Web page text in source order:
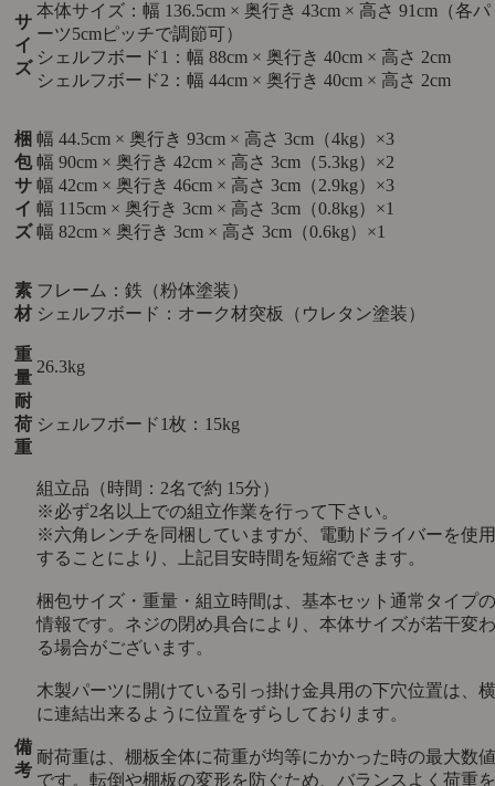
サ
イ
ズ
本体サイズ：幅 136.5cm × 奥行き 43cm × 高さ 91cm（各パ
ーツ5cmピッチで調節可）
シェルフボード1：幅 88cm × 奥行き 40cm × 高さ 2cm
シェルフボード2：幅 44cm × 奥行き 40cm × 高さ 2cm
梱
包
サ
イ
ズ
幅 44.5cm × 奥行き 93cm × 高さ 3cm（4kg）×3
幅 90cm × 奥行き 42cm × 高さ 3cm（5.3kg）×2
幅 42cm × 奥行き 46cm × 高さ 3cm（2.9kg）×3
幅 115cm × 奥行き 3cm × 高さ 3cm（0.8kg）×1
幅 82cm × 奥行き 3cm × 高さ 3cm（0.6kg）×1
素
材
フレーム：鉄（粉体塗装）
シェルフボード：オーク材突板（ウレタン塗装）
重
量
26.3kg
耐
荷
重
シェルフボード1枚：15kg
備
考
組立品（時間：2名で約 15分）
※必ず2名以上での組立作業を行って下さい。
※六角レンチを同梱していますが、電動ドライバーを使用
することにより、上記目安時間を短縮できます。
梱包サイズ・重量・組立時間は、基本セット通常タイプの
情報です。ネジの閉め具合により、本体サイズが若干変わ
る場合がございます。
木製パーツに開けている引っ掛け金具用の下穴位置は、横
に連結出来るように位置をずらしております。
耐荷重は、棚板全体に荷重が均等にかかった時の最大数値
です。転倒や棚板の変形を防ぐため、バランスよく荷重を